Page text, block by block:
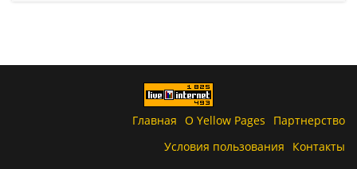
Главная О Yellow Pages
Партнерство
Условия пользования
Контакты